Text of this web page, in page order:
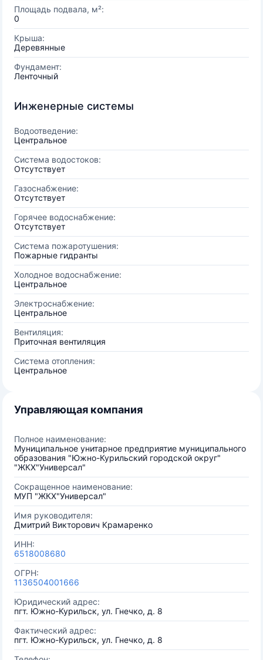
Площадь подвала, м²:
0
Крыша:
Деревянные
Фундамент:
Ленточный
Инженерные системы
Водоотведение:
Центральное
Система водостоков:
Отсутствует
Газоснабжение:
Отсутствует
Горячее водоснабжение:
Отсутствует
Система пожаротушения:
Пожарные гидранты
Холодное водоснабжение:
Центральное
Электроснабжение:
Центральное
Вентиляция:
Приточная вентиляция
Система отопления:
Центральное
Управляющая компания
Полное наименование:
Муниципальное унитарное предприятие муниципального
образования "Южно-Курильский городской округ"
"ЖКХ"Универсал"
Сокращенное наименование:
МУП "ЖКХ"Универсал"
Имя руководителя:
Дмитрий Викторович Крамаренко
ИНН:
6518008680
ОГРН:
1136504001666
Юридический адрес:
пгт. Южно-Курильск, ул. Гнечко, д. 8
Фактический адрес:
пгт. Южно-Курильск, ул. Гнечко, д. 8